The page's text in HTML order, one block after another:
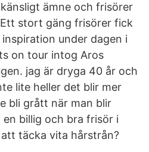
ämne och frisörer
stort gäng frisörer fick
under dagen i
on tour intog Aros
jag är dryga 40 år och
lite heller det blir mer
bli grått när man blir
billig och bra frisör i
täcka vita hårstrån?